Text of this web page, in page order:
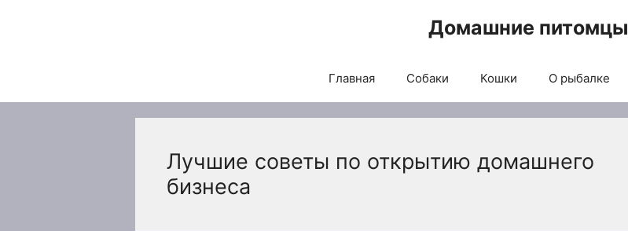
Домашние питомцы
Главная Собаки Кошки О рыбалке
Лучшие советы по открытию домашнего
бизнеса